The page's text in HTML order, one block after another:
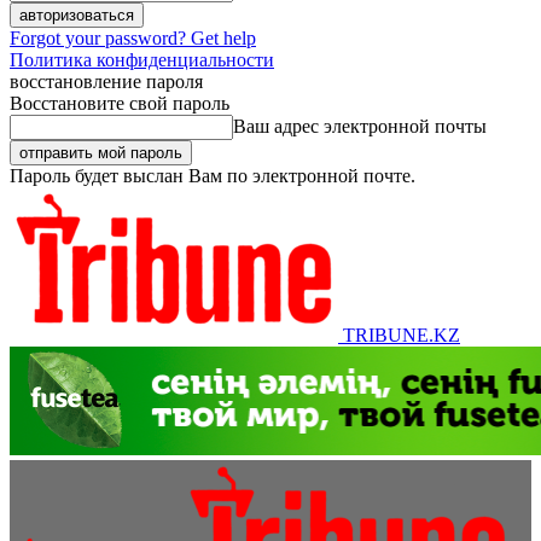
Forgot your password? Get help
Политика конфиденциальности
восстановление пароля
Восстановите свой пароль
Ваш адрес электронной почты
Пароль будет выслан Вам по электронной почте.
TRIBUNE.KZ